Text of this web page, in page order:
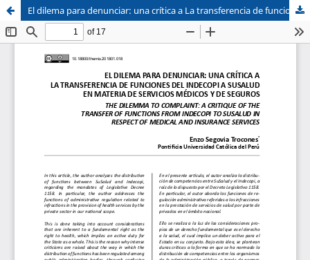
Sistema de
Bibliotecas
Facultad de
Derecho
El dilema para denunciar: una crítica a La transferencia de funciones del Indecopi a Susalud en materia de servicios médicos y de seguros